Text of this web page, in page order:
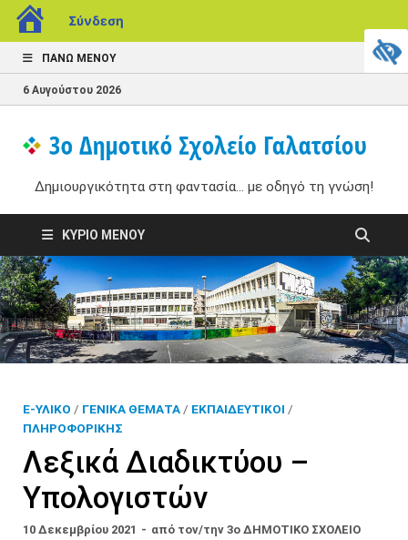
Σύνδεση
ΠΆΝΩ ΜΕΝΟΎ
6 Αυγούστου 2026
Δημιουργικότητα στη φαντασία... με οδηγό τη γνώση!
ΚΎΡΙΟ ΜΕΝΟΎ
E-ΥΛΙΚΌ / ΓΕΝΙΚΆ ΘΈΜΑΤΑ/ ΕΚΠΑΙΔΕΥΤΙΚΟΊ /
ΠΛΗΡΟΦΟΡΙΚΉΣ
Λεξικά Διαδικτύου –
Υπολογιστών
10 Δεκεμβρίου 2021 - από τον/την 3ο ΔΗΜΟΤΙΚΟ ΣΧΟΛΕΙΟ